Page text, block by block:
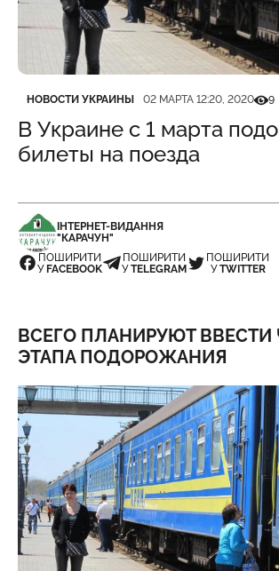
Категория
НОВОСТИ УКРАИНЫ
Дата публикации 02 МАРТА 12:20, 2020 9
В Украине с 1 марта
билеты на поезда
ІНТЕРНЕТ-ВИДАННЯ
"КАРАЧУН"
ПОШИРИТИ
У FACEBOOK
ПОШИРИТИ
УTELEGRAM
ПОШИРИТИ
УTWITTER
ВСЕГО ПЛАНИРУЮТ ВВЕСТИ
ЭТАПА ПОДОРОЖАНИЯ